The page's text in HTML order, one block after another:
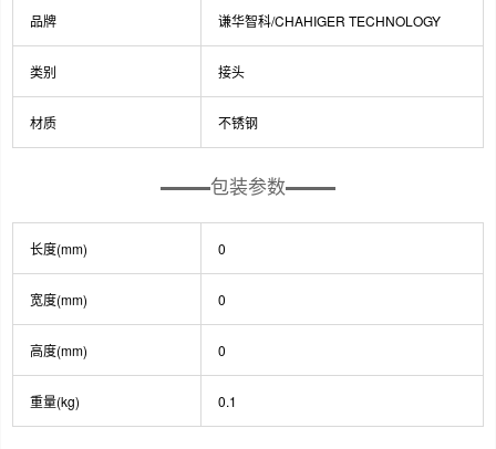
品牌 谦华智科/CHAHIGER TECHNOLOGY
类别 接头
材质 不锈钢
包装参数
长度(mm) 0
宽度(mm) 0
高度(mm) 0
重量(kg) 0.1